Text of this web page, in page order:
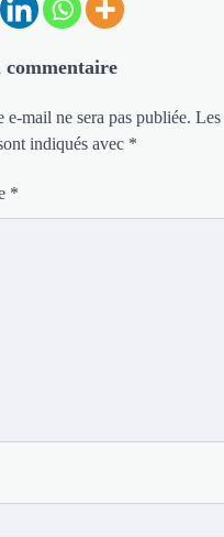
commentaire
e-mail ne sera pas publiée. Les
indiqués avec *
*